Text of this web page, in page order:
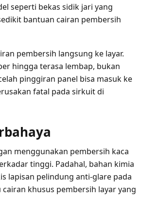
seperti bekas sidik jari yang
bantuan cairan pembersih
pembersih langsung ke layar.
hingga terasa lembap, bukan
pinggiran panel bisa masuk ke
fatal pada sirkuit di
menggunakan pembersih kaca
tinggi. Padahal, bahan kimia
lapisan pelindung anti-glare pada
khusus pembersih layar yang